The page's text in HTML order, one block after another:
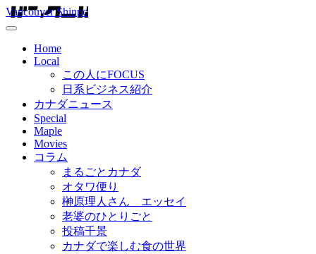
Vancouver Shinpo
Home
Local
この人にFOCUS
日系ビジネス紹介
カナダニュース
Special
Maple
Movies
コラム
まるごとカナダ
オタワ便り
榊原理人さん エッセイ
老婆のひとりごと
投稿千景
カナダで楽しむ食の世界